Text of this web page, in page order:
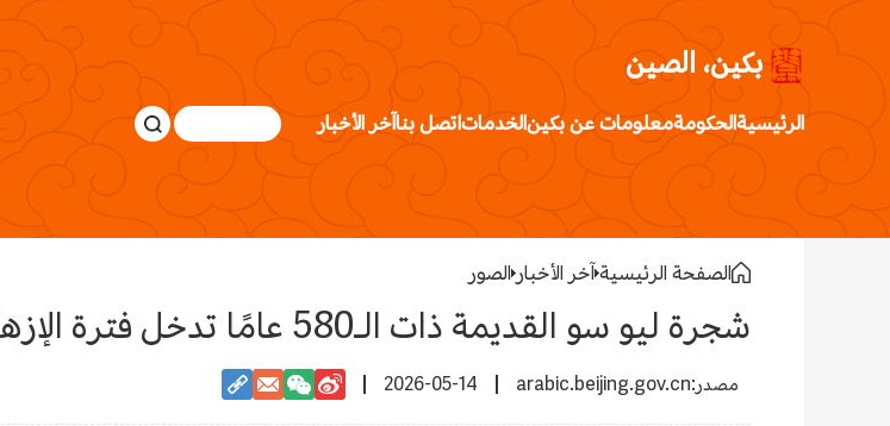
بكين، الصين
الرئيسيةالحكومةمعلومات عن بكينالخدماتاتصل بناآخر الأخبار
الصفحة الرئيسيةآخر الأخبار الصور
شجرة ليو سو القديمة ذات الـ580 عامًا تدخل فترة الإزهار في بكين
arabic.beijing.gov.cn
2026-05-14